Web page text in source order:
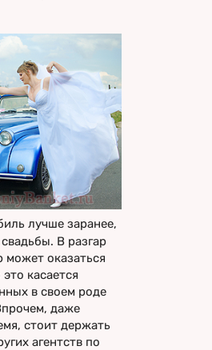
лучше заранее,
В разгар
может оказаться
касается
в своем роде
даже
стоит держать
агентств по